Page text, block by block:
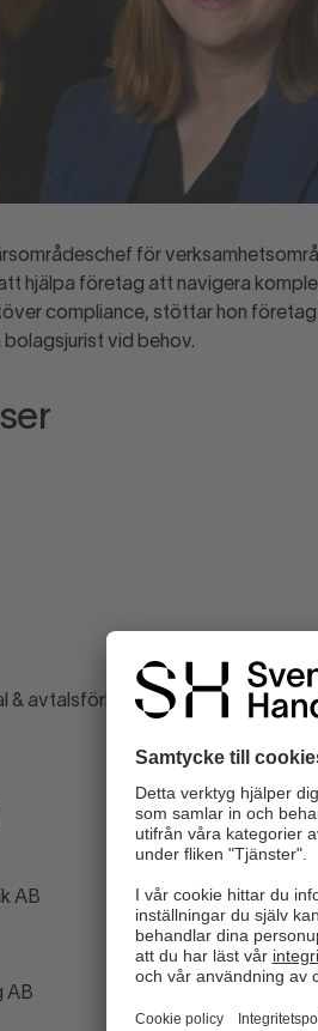
för
hjälpa företag att navigera
compliance, stöttar hon
vid behov.
& avtalsförhandling
AB
AB